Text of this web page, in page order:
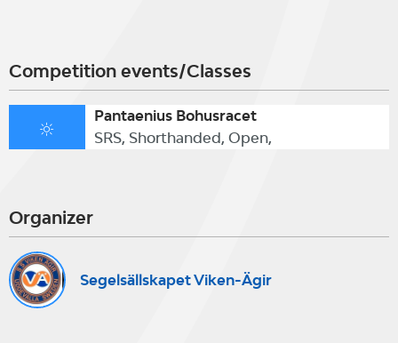
Competition events/Classes
Pantaenius Bohusracet
SRS, Shorthanded, Open,
Organizer
Segelsällskapet Viken-Ägir